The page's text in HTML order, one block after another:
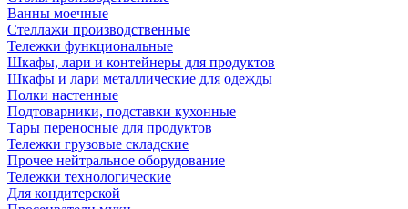
Ванны моечные
Стеллажи производственные
Тележки функциональные
Шкафы, лари и контейнеры для продуктов
Шкафы и лари металлические для одежды
Полки настенные
Подтоварники, подставки кухонные
Тары переносные для продуктов
Тележки грузовые складские
Прочее нейтральное оборудование
Тележки технологические
Для кондитерской